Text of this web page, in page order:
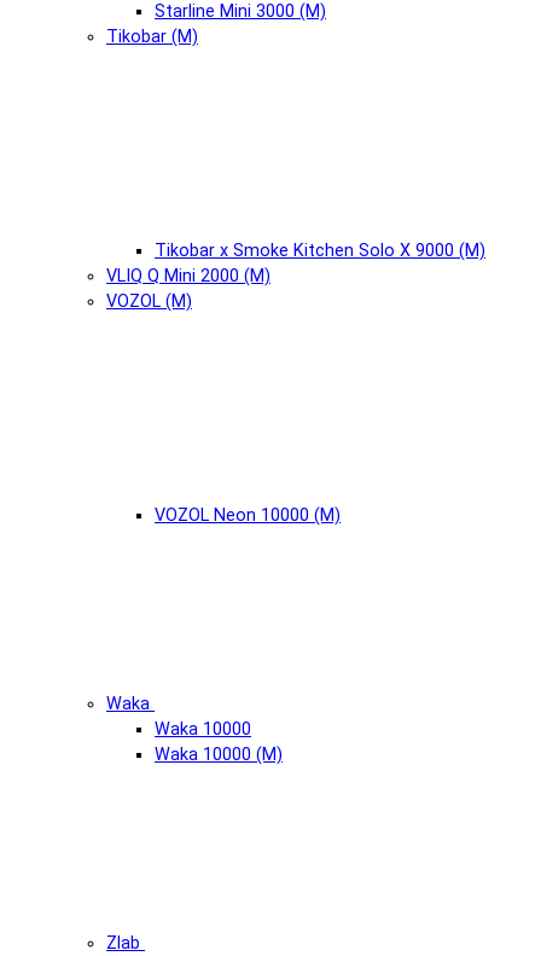
Starline Mini 3000 (М)
Tikobar (М)
Tikobar x Smoke Kitchen Solo X 9000 (М)
VLIQ Q Mini 2000 (М)
VOZOL (М)
VOZOL Neon 10000 (М)
Waka
Waka 10000
Waka 10000 (М)
Zlab